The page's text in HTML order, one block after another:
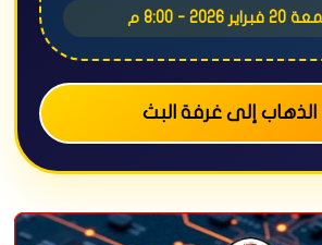
2026 - 8:00 م
الذهاب إلى غرفة البث